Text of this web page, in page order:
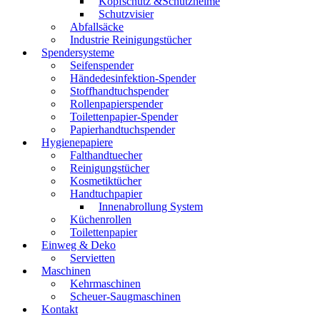
Schutzvisier
Abfallsäcke
Industrie Reinigungstücher
Spendersysteme
Seifenspender
Händedesinfektion-Spender
Stoffhandtuchspender
Rollenpapierspender
Toilettenpapier-Spender
Papierhandtuchspender
Hygienepapiere
Falthandtuecher
Reinigungstücher
Kosmetiktücher
Handtuchpapier
Innenabrollung System
Küchenrollen
Toilettenpapier
Einweg & Deko
Servietten
Maschinen
Kehrmaschinen
Scheuer-Saugmaschinen
Kontakt